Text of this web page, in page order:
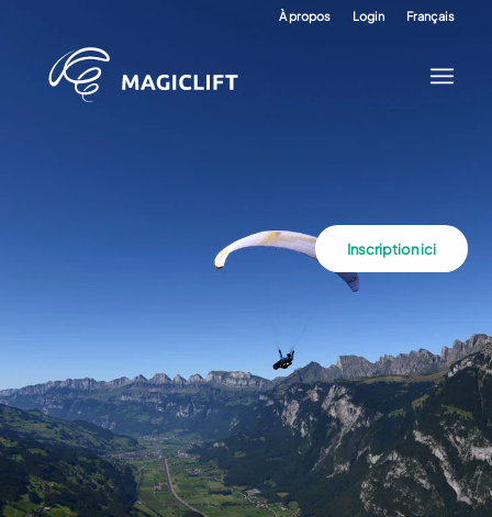
À propos Login Français
Inscription ici